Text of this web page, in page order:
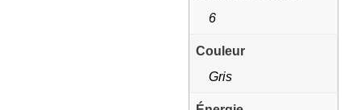
6
Couleur
Gris